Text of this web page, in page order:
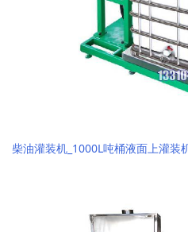
柴油灌装机_1000L吨桶液面上灌装